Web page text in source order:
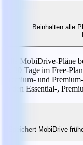
Beinhalten alle
Alle MobiDrive-Pläne
zu 30 Tage im Free-
Premium- und
in den Essential-,
Speichert MobiDrive